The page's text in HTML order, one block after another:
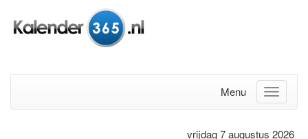
Menu
vrijdag 7 augustus 2026